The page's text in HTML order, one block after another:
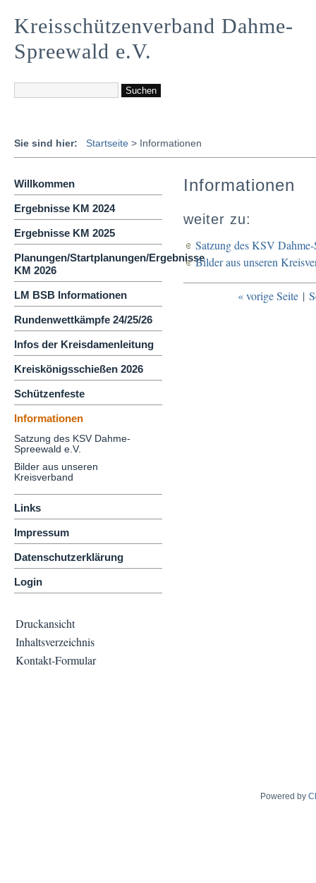
Kreisschützenverband Dahme-
Spreewald e.V.
Sie sind hier: Startseite > Informationen
Willkommen
Ergebnisse KM 2024
Ergebnisse KM 2025
Planungen/Startplanungen/Ergebnisse
KM 2026
LM BSB Informationen
Rundenwettkämpfe 24/25/26
Infos der Kreisdamenleitung
Kreiskönigsschießen 2026
Schützenfeste
Informationen
Satzung des KSV Dahme-
Spreewald e.V.
Bilder aus unseren
Kreisverband
Links
Impressum
Datenschutzerklärung
Login
Druckansicht
Inhaltsverzeichnis
Kontakt-Formular
Informationen
weiter zu:
Satzung des KSV
Bilder aus unseren
« vorige Seite |
Powered by